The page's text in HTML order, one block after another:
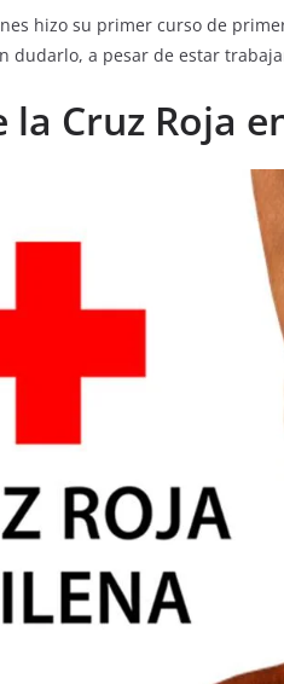
hizo su primer curso de
dudarlo, a pesar de estar
la Cruz Roja